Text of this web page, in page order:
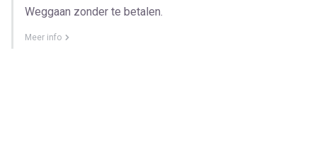
Weggaan zonder te betalen.
Meer info